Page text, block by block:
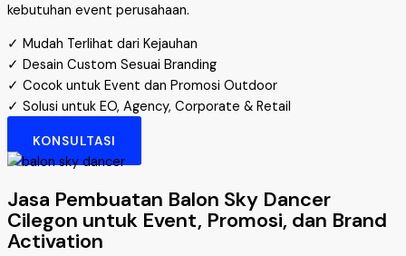
kebutuhan event perusahaan.
✓ Mudah Terlihat dari Kejauhan
✓ Desain Custom Sesuai Branding
✓ Cocok untuk Event dan Promosi Outdoor
✓ Solusi untuk EO, Agency, Corporate & Retail
KONSULTASI
Jasa Pembuatan Balon Sky Dancer
Cilegon untuk Event, Promosi, dan Brand
Activation